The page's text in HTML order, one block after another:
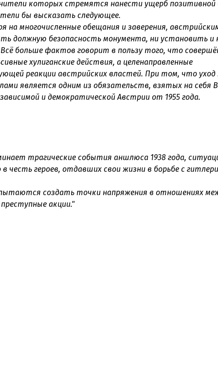
которых стремятся нанести ущерб позитивной
бы высказать следующее.
на многочисленные обещания и заверения,
должную безопасность монумента, ни установить и
больше фактов говорит в пользу того, что
хулиганские действия, а целенаправленные
реакции австрийских властей. При том, что уход
является одним из обязательств, взятых на себя
и демократической Австрии от 1955 года.
трагические события аншлюса 1938 года,
честь героев, отдавших свои жизни в борьбе с
создать точки напряжения в отношениях
акции."